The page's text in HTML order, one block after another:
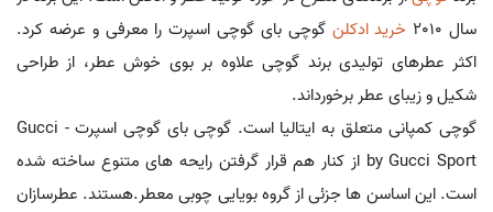
سال 2010
خرید ادکلن گوچی بای گوچی اسپرت را معرفی و عرضه کرد.
اکثر عطرهای تولیدی برند گوچی علاوه بر بوی خوش عطر، از طراحی
شکیل و زیبای عطر برخورداند.
گوچی کمپانی متعلق به ایتالیا است. گوچی بای گوچی اسپرت - Gucci
by Gucci Sport از کنار هم قرار گرفتن رایحه های متنوع ساخته شده
است. این اساسن ها جزئی از گروه بویایی چوبی معطر.هستند. عطرسازان